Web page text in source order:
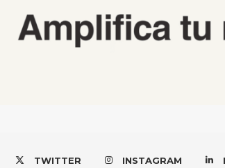
TWITTER INSTAGRAM